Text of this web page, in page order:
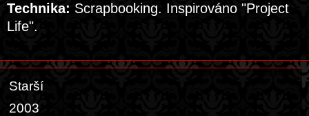
Technika: Scrapbooking. Inspirováno "Project
Life".
Starší
2003